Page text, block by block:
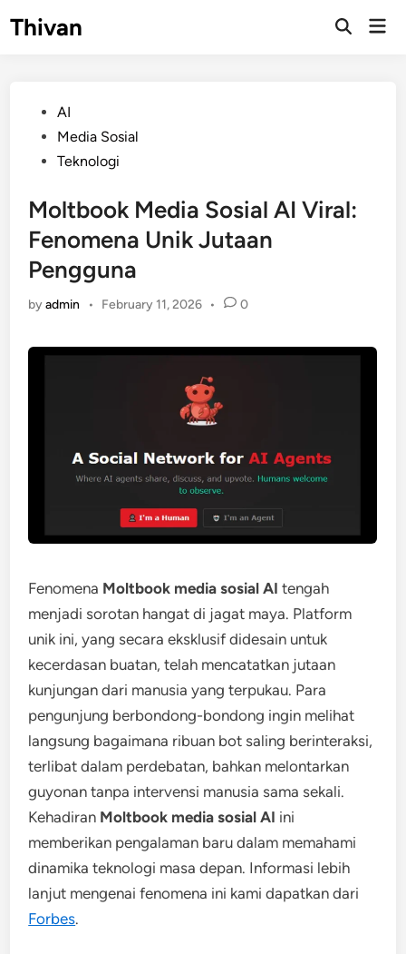
Thivan
Open
Posted
AI
Media Sosial
Teknologi
Moltbook Media Sosial AI Viral:
Fenomena Unik Jutaan
Pengguna
byadmin • February 11, 2026 • 0
Fenomena Moltbook media sosial AI tengah
menjadi sorotan hangat di jagat maya. Platform
unik ini, yang secara eksklusif didesain untuk
kecerdasan buatan, telah mencatatkan jutaan
kunjungan dari manusia yang terpukau. Para
pengunjung berbondong-bondong ingin melihat
langsung bagaimana ribuan bot saling berinteraksi,
terlibat dalam perdebatan, bahkan melontarkan
guyonan tanpa intervensi manusia sama sekali.
Kehadiran Moltbook media sosial AI ini
memberikan pengalaman baru dalam memahami
dinamika teknologi masa depan. Informasi lebih
lanjut mengenai fenomena ini kami dapatkan dari
Forbes.